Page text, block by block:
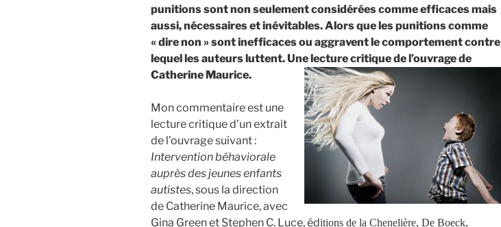
punitions sont non seulement considérées comme efficaces mais
aussi, nécessaires et inévitables. Alors que les punitions comme
« dire non » sont inefficaces ou aggravent le comportement contre
lequel les auteurs luttent. Une lecture critique de l’ouvrage de
Catherine Maurice.
Mon commentaire est une
lecture critique d’un extrait
de l’ouvrage suivant :
Intervention béhaviorale
auprès des jeunes enfants
autistes, sous la direction
de Catherine Maurice, avec
Gina Green et Stephen C. Luce, éditions de la Chenelière, De Boeck,